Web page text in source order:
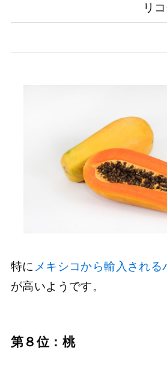
リ
特に メキシコから輸入される
が高いようです。
第８位：桃